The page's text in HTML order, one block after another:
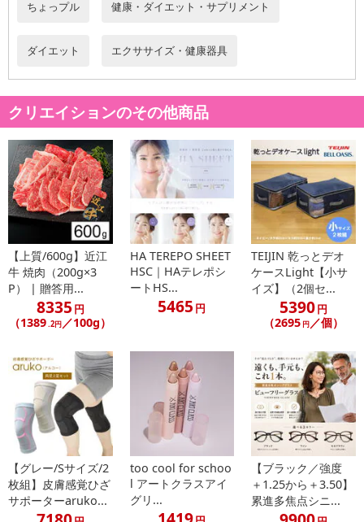
ちょっプル 健康・ダイエット・サプリメント
ダイエット エクササイズ・健康器具
クリエイションのその他商品
【上質/600g】近江
牛 焼肉（200g×3
P） | 贈答用...
8335 円
（1389.2円／100g）
HA TEREPO SHEET
HSC｜HAテレポシ
ートHS...
5465 円
TEIJIN 乾っとデオ
ケースLight【小サ
イズ】（2個セ...
5390円
（2695 円／個）
【グレー/Sサイズ/2
枚組】皮膚感覚ひざ
サポーターaruko...
too cool for schoo
l アートクラスアイ
グリ...
【ブラック／強度
＋1.25から＋3.50】
累進多焦点シニ...